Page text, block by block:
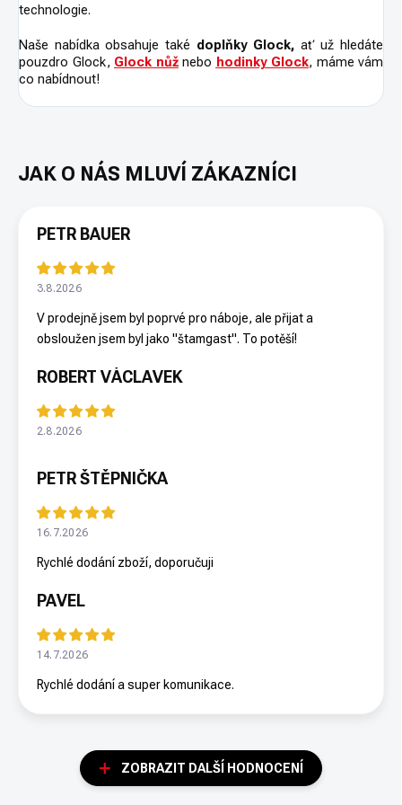
technologie.
Naše nabídka obsahuje také doplňky Glock, ať už hledáte
pouzdro Glock, Glock nůžnebo hodinky Glock, máme vám
co nabídnout!
PETR BAUER
3.8.2026
V prodejně jsem byl poprvé pro náboje, ale přijat a
obsloužen jsem byl jako "štamgast". To potěší!
ROBERT VÁCLAVEK
2.8.2026
PETR ŠTĚPNIČKA
16.7.2026
Rychlé dodání zboží, doporučuji
PAVEL
14.7.2026
Rychlé dodání a super komunikace.
ZOBRAZIT DALŠÍ HODNOCENÍ